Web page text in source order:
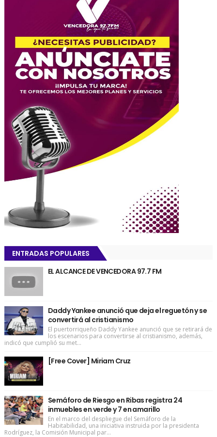
ENTRADAS POPULARES
EL ALCANCE DE VENCEDORA 97.7 FM
Daddy Yankee anunció que deja el reguetón y se
convertirá al cristianismo
El puertorriqueño Daddy Yankee anunció que se retirará de
los escenarios para convertirse al cristianismo, además,
indicó que cumplió su met...
[Free Cover] Miriam Cruz
Semáforo de Riesgo en Ribas registra 24
inmuebles en verde y 7 en amarillo
En el marco del despliegue del Semáforo de la
Habitabilidad, una iniciativa instruida por la presidenta
Rodríguez, la Comisión Municipal par...